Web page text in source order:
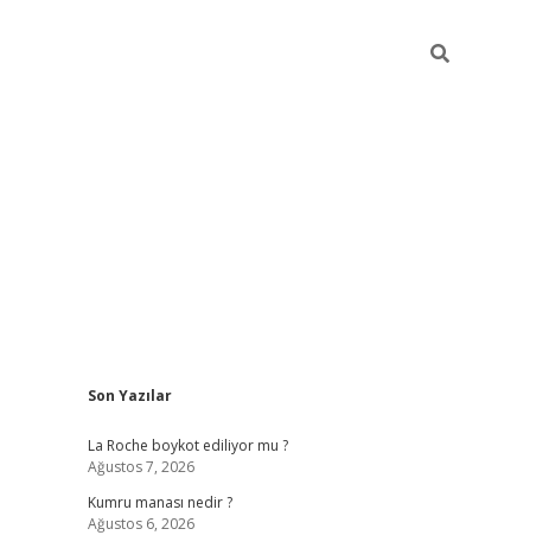
Sidebar
Son Yazılar
La Roche boykot ediliyor mu ?
Ağustos 7, 2026
Kumru manası nedir ?
Ağustos 6, 2026